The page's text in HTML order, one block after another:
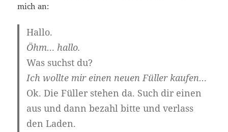
mich an:
Hallo.
Öhm… hallo.
Was suchst du?
Ich wollte mir einen neuen Füller kaufen…
Ok. Die Füller stehen da. Such dir einen
aus und dann bezahl bitte und verlass
den Laden.